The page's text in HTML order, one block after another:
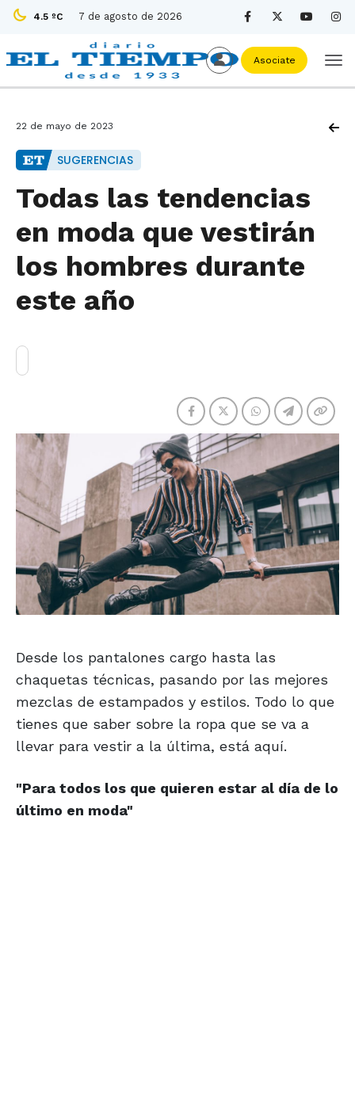
4.5 ºC 7 de agosto de 2026
Asociate
22 de mayo de 2023
SUGERENCIAS
Todas las tendencias
en moda que vestirán
los hombres durante
este año
Desde los pantalones cargo hasta las
chaquetas técnicas, pasando por las mejores
mezclas de estampados y estilos. Todo lo que
tienes que saber sobre la ropa que se va a
llevar para vestir a la última, está aquí.
"Para todos los que quieren estar al día de lo
último en moda"